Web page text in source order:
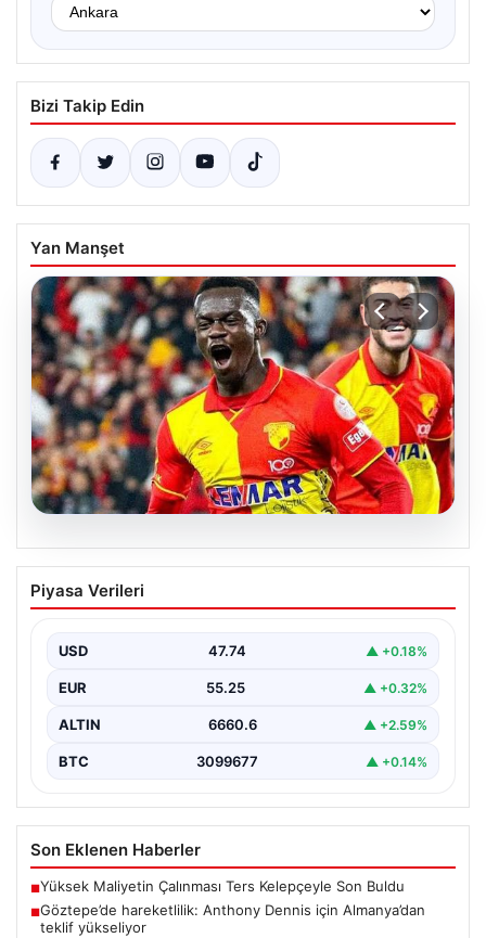
Bizi Takip Edin
Yan Manşet
07.08.2026
Göztepe’de hareketlilik: Anthony
Dennis için Almanya’dan teklif
Süper Lig temsilcisi Göztepe'nin orta sahasında görev
Piyasa Verileri
USD 47.74 ▲ +0.18%
EUR 55.25 ▲ +0.32%
ALTIN 6660.6 ▲ +2.59%
BTC 3099677 ▲ +0.14%
Son Eklenen Haberler
■Yüksek Maliyetin Çalınması Ters Kelepçeyle Son Buldu
■Göztepe’de hareketlilik: Anthony Dennis için Almanya’dan
teklif yükseliyor